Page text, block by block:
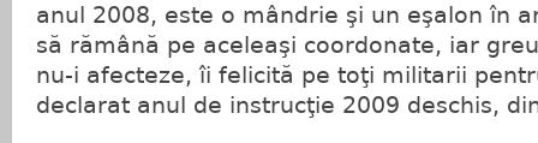
anul 2008, este o mândrie şi un eşalon în
să rămână pe aceleaşi coordonate, iar
nu-i afecteze, îi felicită pe toţi militarii
declarat anul de instrucţie 2009 deschis,